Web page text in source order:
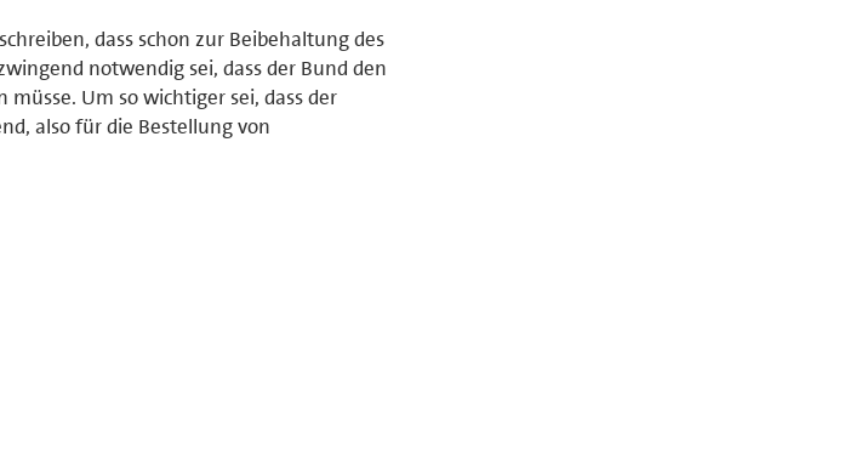
dass schon zur Beibehaltung des
notwendig sei, dass der Bund den
Um so wichtiger sei, dass der
also für die Bestellung von